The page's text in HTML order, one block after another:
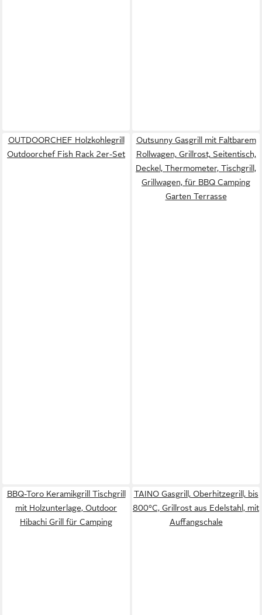
OUTDOORCHEF Holzkohlegrill
Outdoorchef Fish Rack 2er-Set
Outsunny Gasgrill mit Faltbarem
Rollwagen, Grillrost, Seitentisch,
Deckel, Thermometer, Tischgrill,
Grillwagen, für BBQ Camping
Garten Terrasse
BBQ-Toro Keramikgrill Tischgrill
mit Holzunterlage, Outdoor
Hibachi Grill für Camping
TAINO Gasgrill, Oberhitzegrill, bis
800°C, Grillrost aus Edelstahl, mit
Auffangschale